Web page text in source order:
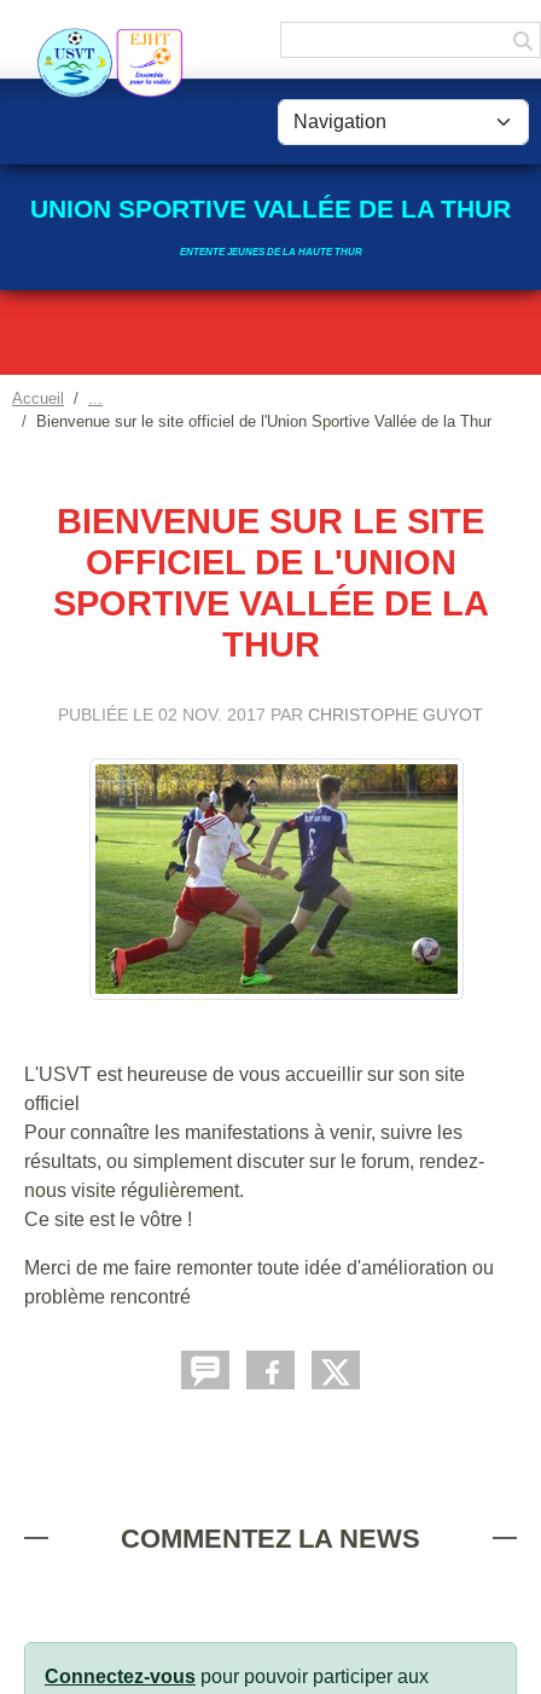
UNION SPORTIVE VALLÉE DE LA THUR
ENTENTE JEUNES DE LA HAUTE THUR
Accueil
Bienvenue sur le site officiel de l'Union Sportive Vallée de la Thur
BIENVENUE SUR LE SITE
OFFICIEL DE L'UNION
SPORTIVE VALLÉE DE LA
THUR
PUBLIÉE LE 02 NOV. 2017 PAR CHRISTOPHE GUYOT
L'USVT est heureuse de vous accueillir sur son site
officiel
Pour connaître les manifestations à venir, suivre les
résultats, ou simplement discuter sur le forum, rendez-
nous visite régulièrement.
Ce site est le vôtre !
Merci de me faire remonter toute idée d'amélioration ou
problème rencontré
COMMENTEZ LA NEWS
Connectez-vous pour pouvoir participer aux